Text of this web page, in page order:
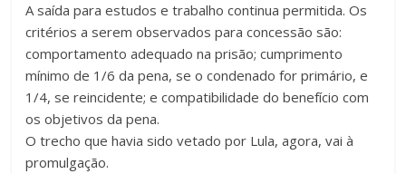
A saída para estudos e trabalho continua permitida. Os
critérios a serem observados para concessão são:
comportamento adequado na prisão; cumprimento
mínimo de 1/6 da pena, se o condenado for primário, e
1/4, se reincidente; e compatibilidade do benefício com
os objetivos da pena.
O trecho que havia sido vetado por Lula, agora, vai à
promulgação.